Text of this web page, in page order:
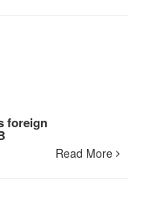
foreign
Read More